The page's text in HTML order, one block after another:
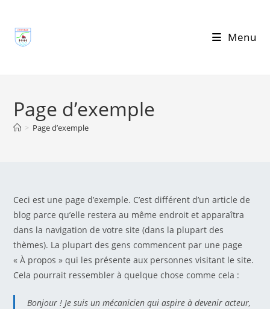
Menu
Page d’exemple
> Page d’exemple
Ceci est une page d’exemple. C’est différent d’un article de
blog parce qu’elle restera au même endroit et apparaîtra
dans la navigation de votre site (dans la plupart des
thèmes). La plupart des gens commencent par une page
« À propos » qui les présente aux personnes visitant le site.
Cela pourrait ressembler à quelque chose comme cela :
Bonjour ! Je suis un mécanicien qui aspire à devenir acteur,